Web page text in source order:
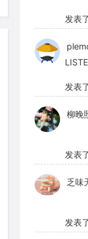
发表
发表
柳晚
发表
乏味
发表